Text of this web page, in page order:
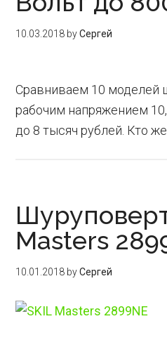
10.03.2018 byСергей
Сравниваем 10 моделей
рабочим напряжением
до 8 тысяч рублей. Кто
Masters
10.01.2018 byСергей